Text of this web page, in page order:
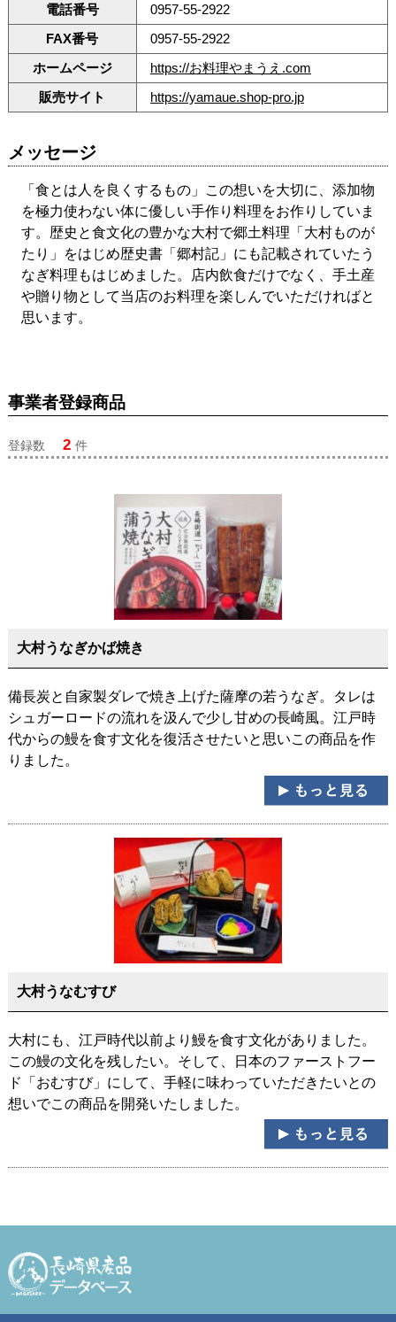
電話番号
0957-55-2922
FAX番号
0957-55-2922
ホームページ
https://お料理やまうえ.com
販売サイト
https://yamaue.shop-pro.jp
メッセージ
「食とは人を良くするもの」この想いを大切に、添加物
を極力使わない体に優しい手作り料理をお作りしていま
す。歴史と食文化の豊かな大村で郷土料理「大村ものが
たり」をはじめ歴史書「郷村記」にも記載されていたう
なぎ料理もはじめました。店内飲食だけでなく、手土産
や贈り物として当店のお料理を楽しんでいただければと
思います。
事業者登録商品
登録数 2 件
大村うなぎかば焼き
備長炭と自家製ダレで焼き上げた薩摩の若うなぎ。タレは
シュガーロードの流れを汲んで少し甘めの長崎風。江戸時
代からの鰻を食す文化を復活させたいと思いこの商品を作
りました。
大村うなむすび
大村にも、江戸時代以前より鰻を食す文化がありました。
この鰻の文化を残したい。そして、日本のファーストフー
ド「おむすび」にして、手軽に味わっていただきたいとの
想いでこの商品を開発いたしました。